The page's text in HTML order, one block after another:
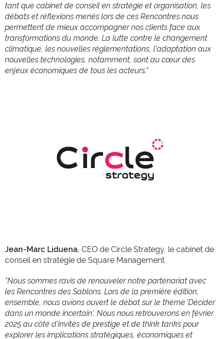
tant que cabinet de conseil en stratégie et organisation, les
débats et réflexions menés lors de ces Rencontres nous
permettent de mieux accompagner nos clients face aux
transformations du monde. La lutte contre le changement
climatique, les nouvelles réglementations, l'adaptation aux
nouvelles technologies, notamment, sont au cœur des
enjeux économiques de tous les acteurs."
Jean-Marc Liduena, CEO de Circle Strategy, le cabinet de
conseil en stratégie de Square Management
"Nous sommes ravis de renouveler notre partenariat avec
les Rencontres des Sablons. Lors de la première édition,
ensemble, nous avions ouvert le débat sur le thème 'Décider
dans un monde incertain'. Nous nous retrouverons en février
2025 au côté d'invités de prestige et de think tanks pour
explorer les implications stratégiques, économiques et